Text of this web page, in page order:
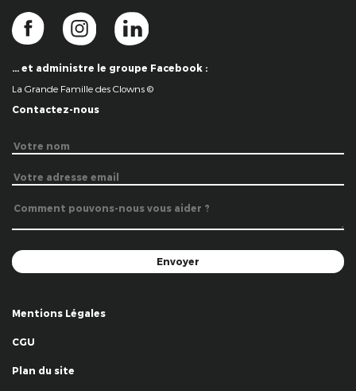
… et administre le groupe Facebook :
La Grande Famille des Clowns ©
Contactez-nous
Mentions Légales
CGU
Plan du site